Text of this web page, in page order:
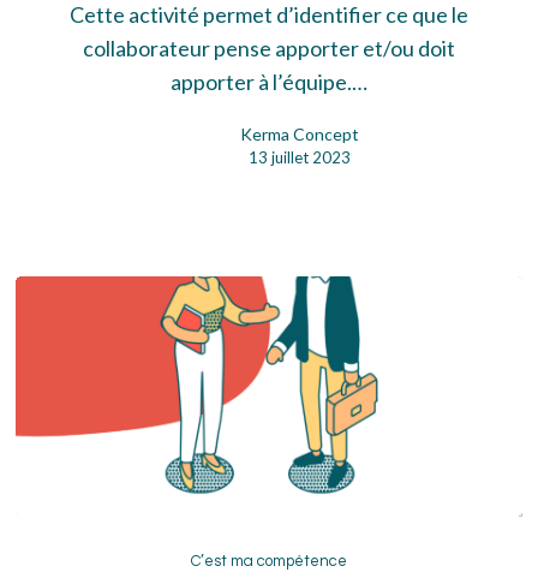
cartes
Cette activité permet d’identifier ce que le
collaborateur pense apporter et/ou doit
apporter à l’équipe.…
Kerma Concept
13 juillet 2023
ma
C’est ma compétence